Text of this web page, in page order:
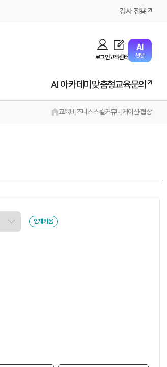
강사 전용
로그인고객센터
AI
챗봇
AI 아카데미맞춤형교육문의
교육비즈니스스킬커뮤니케이션·협상
인재키움